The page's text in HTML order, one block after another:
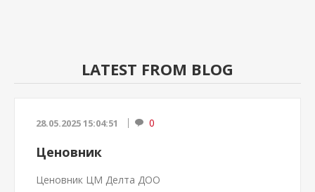
LATEST FROM BLOG
28.05.2025 15:04:51 0
Ценовник
Ценовник ЦМ Делта ДОО